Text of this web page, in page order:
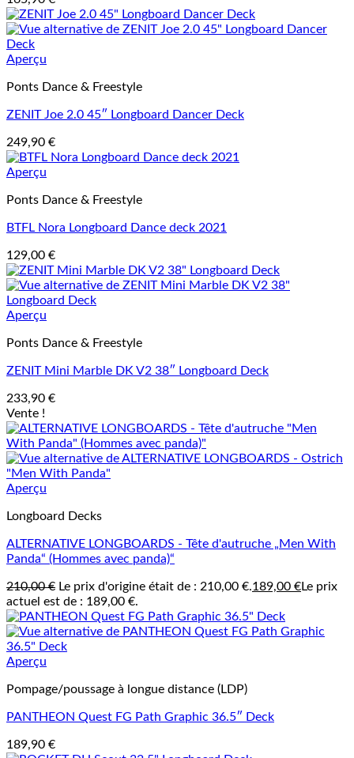
Aperçu
Ponts Dance & Freestyle
ZENIT Joe 2.0 45″ Longboard Dancer Deck
249,90 €
Aperçu
Ponts Dance & Freestyle
BTFL Nora Longboard Dance deck 2021
129,00 €
Aperçu
Ponts Dance & Freestyle
ZENIT Mini Marble DK V2 38″ Longboard Deck
233,90 €
Vente !
Aperçu
Longboard Decks
ALTERNATIVE LONGBOARDS - Tête d'autruche „Men With
Panda“ (Hommes avec panda)“
210,00€ Le prix d'origine était de : 210,00 €.189,00 €Le prix
actuel est de : 189,00 €.
Aperçu
Pompage/poussage à longue distance (LDP)
PANTHEON Quest FG Path Graphic 36.5″ Deck
189,90 €